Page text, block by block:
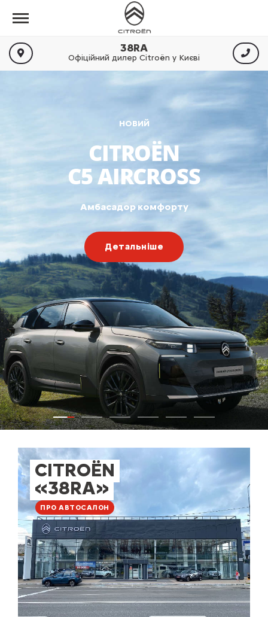
38RA
Офіційний дилер Citroën у Києві
НОВИЙ
CITROËN
C5 AIRCROSS
Амбасадор комфорту
Детальніше
CITROËN
«38RA»
ПРО АВТОСАЛОН